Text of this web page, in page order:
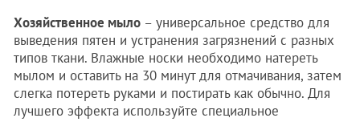
Хозяйственное мыло – универсальное средство для
выведения пятен и устранения загрязнений с разных
типов ткани. Влажные носки необходимо натереть
мылом и оставить на 30 минут для отмачивания, затем
слегка потереть руками и постирать как обычно. Для
лучшего эффекта используйте специальное